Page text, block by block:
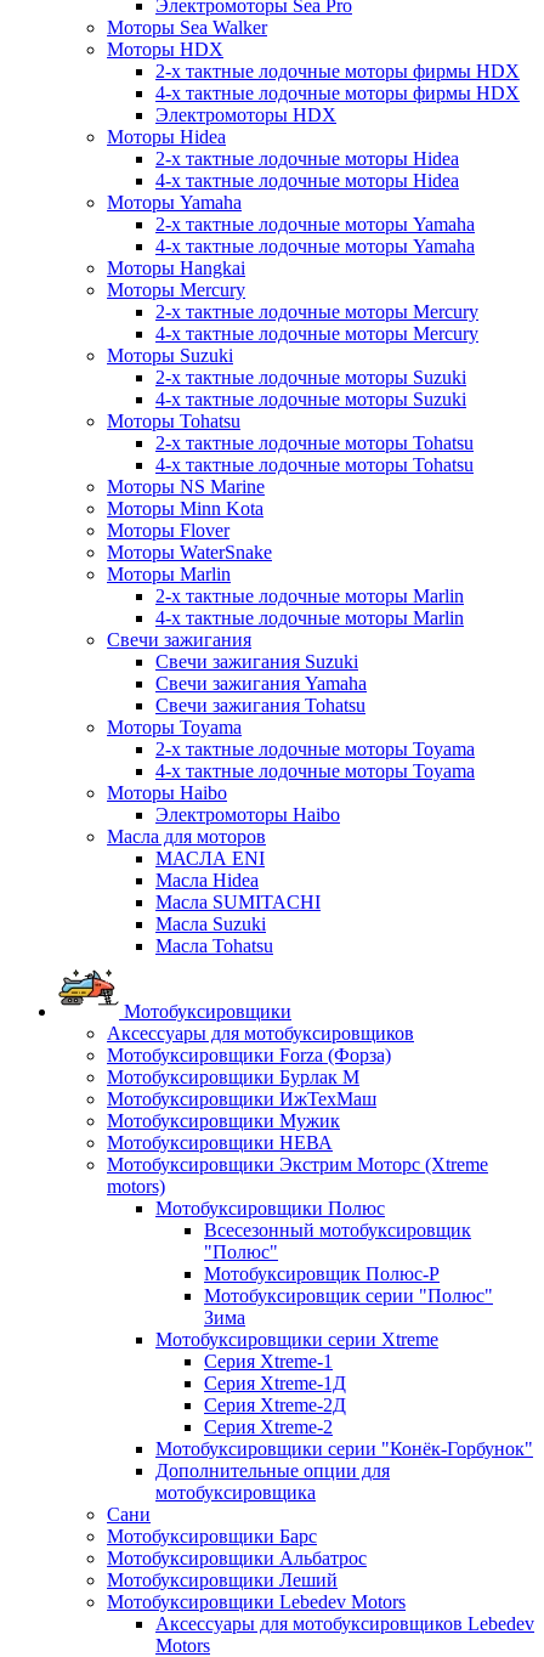
Электромоторы Sea Pro
Моторы Sea Walker
Моторы HDX
2-х тактные лодочные моторы фирмы HDX
4-х тактные лодочные моторы фирмы HDX
Электромоторы HDX
Моторы Hidea
2-х тактные лодочные моторы Hidea
4-х тактные лодочные моторы Hidea
Моторы Yamaha
2-х тактные лодочные моторы Yamaha
4-х тактные лодочные моторы Yamaha
Моторы Hangkai
Моторы Mercury
2-х тактные лодочные моторы Mercury
4-х тактные лодочные моторы Mercury
Моторы Suzuki
2-х тактные лодочные моторы Suzuki
4-х тактные лодочные моторы Suzuki
Моторы Tohatsu
2-х тактные лодочные моторы Tohatsu
4-х тактные лодочные моторы Tohatsu
Моторы NS Marine
Моторы Minn Kota
Моторы Flover
Моторы WaterSnake
Моторы Marlin
2-х тактные лодочные моторы Marlin
4-х тактные лодочные моторы Marlin
Свечи зажигания
Свечи зажигания Suzuki
Свечи зажигания Yamaha
Свечи зажигания Tohatsu
Моторы Toyama
2-х тактные лодочные моторы Toyama
4-х тактные лодочные моторы Toyama
Моторы Haibo
Электромоторы Haibo
Масла для моторов
МАСЛА ENI
Масла Hidea
Масла SUMITACHI
Масла Suzuki
Масла Tohatsu
Мотобуксировщики
Аксессуары для мотобуксировщиков
Мотобуксировщики Forza (Форза)
Мотобуксировщики Бурлак М
Мотобуксировщики ИжТехМаш
Мотобуксировщики Мужик
Мотобуксировщики НЕВА
Мотобуксировщики Экстрим Моторс (Xtreme
motors)
Мотобуксировщики Полюс
Всесезонный мотобуксировщик
"Полюс"
Мотобуксировщик Полюс-Р
Мотобуксировщик серии "Полюс"
Зима
Мотобуксировщики серии Xtreme
Серия Xtreme-1
Серия Xtreme-1Д
Серия Xtreme-2Д
Серия Xtreme-2
Мотобуксировщики серии "Конёк-Горбунок"
Дополнительные опции для
мотобуксировщика
Сани
Мотобуксировщики Барс
Мотобуксировщики Альбатрос
Мотобуксировщики Леший
Мотобуксировщики Lebedev Motors
Аксессуары для мотобуксировщиков Lebedev
Motors